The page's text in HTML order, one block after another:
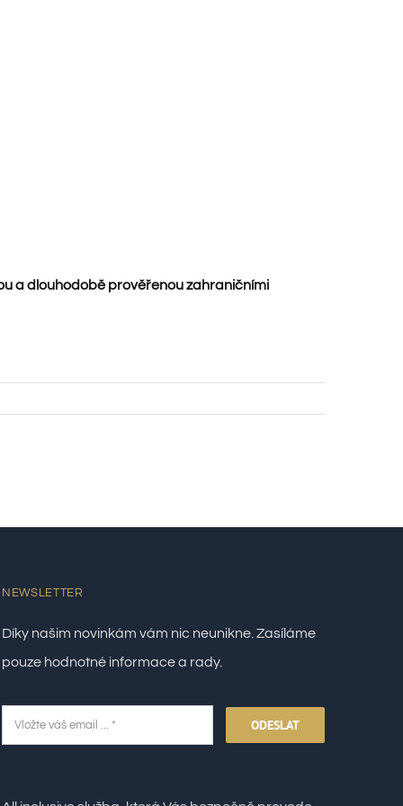
a dlouhodobě prověřenou zahraničními
NEWSLETTER
Díky našim novinkám vám nic neunikne. Zasíláme
pouze hodnotné informace a rady.
ODESLAT